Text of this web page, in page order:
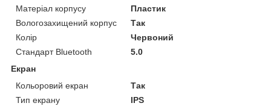
Матеріал корпусу
Пластик
Вологозахищений корпус
Так
Колір
Червоний
Стандарт Bluetooth
5.0
Екран
Кольоровий екран
Так
Тип екрану
IPS